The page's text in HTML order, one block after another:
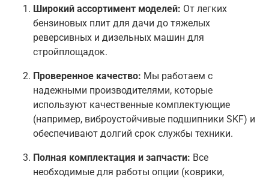
Широкий ассортимент моделей: От легких
бензиновых плит для дачи до тяжелых
реверсивных и дизельных машин для
стройплощадок.
Проверенное качество: Мы работаем с
надежными производителями, которые
используют качественные комплектующие
(например, виброустойчивые подшипники SKF) и
обеспечивают долгий срок службы техники.
Полная комплектация и запчасти: Все
необходимые для работы опции (коврики,